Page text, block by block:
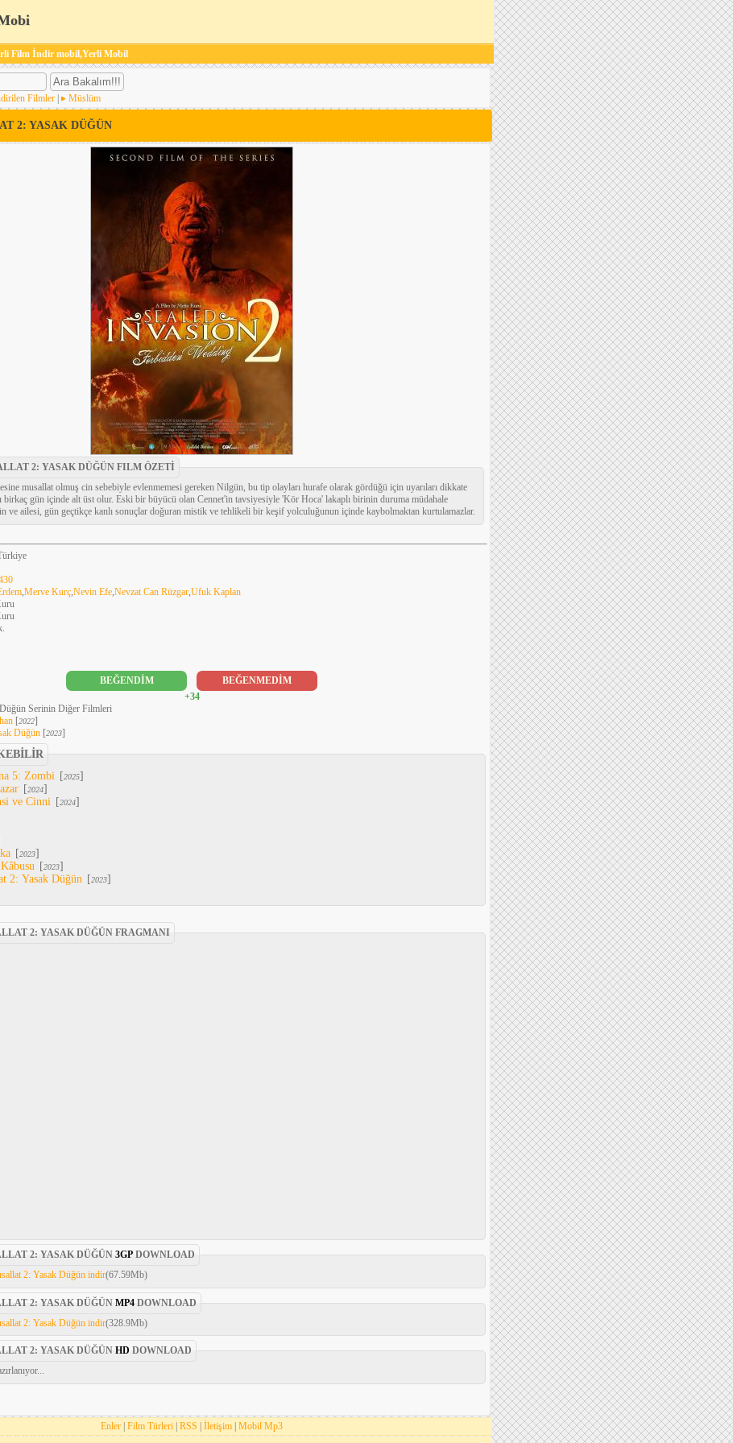
Film İndir mobil,Yerli Mobil
Filmler Müslüm
2: YASAK DÜĞÜN
2: YASAK DÜĞÜN FILM ÖZETİ
musallat olmuş cin sebebiyle evlenmemesi gereken Nilgün, bu tip olayları hurafe olarak gördüğü için uyarıları dikkate
birkaç gün içinde alt üst olur. Eski bir büyücü olan Cennet'in tavsiyesiyle 'Kör Hoca' lakaplı birinin duruma müdahale
ve ailesi, gün geçtikçe kanlı sonuçlar doğuran mistik ve tehlikeli bir keşif yolculuğunun içinde kaybolmaktan kurtulamazlar.
Merve Kurç Nevin Efe Nevzat Can Rüzgar Ufuk Kaplan
BEĞENDİM
BEĞENMEDİM
+34
Serinin Diğer Filmleri
[2022]
Düğün [2023]
5: Zombi [2025]
[2024]
ve Cinni [2024]
[2023]
[2023]
2: Yasak Düğün [2023]
2: YASAK DÜĞÜN FRAGMANI
2: YASAK DÜĞÜN 3GP DOWNLOAD
2: Yasak Düğün indir(67.59Mb)
2: YASAK DÜĞÜN MP4 DOWNLOAD
2: Yasak Düğün indir(328.9Mb)
2: YASAK DÜĞÜN HD DOWNLOAD
Enler | Film Türleri | RSS | İletişim | Mobil Mp3